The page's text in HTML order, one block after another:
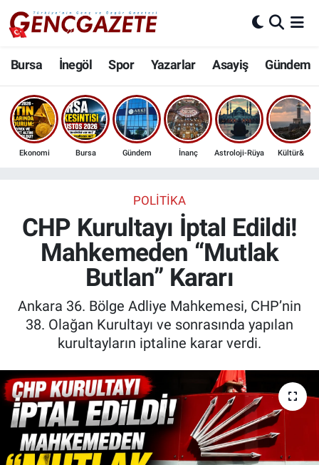
Bursa İnegöl Spor Yazarlar Asayiş Gündem
Ekonomi Bursa Gündem İnanç Astroloji-Rüya Kültür&
POLITIKA
CHP Kurultayı İptal Edildi!
Mahkemeden “Mutlak
Butlan” Kararı
Ankara 36. Bölge Adliye Mahkemesi, CHP’nin
38. Olağan Kurultayı ve sonrasında yapılan
kurultayların iptaline karar verdi.
Bursa
İnegöl
3.SAYFA
Ekonomi
İnanç
Kadın & Aile
Kültür & Sanat
Sağlık
Siyaset
Nöbetçi Eczaneler
Hava Durumu
Trafik Durumu
Son Dakika Haberleri
Haber Arşivi